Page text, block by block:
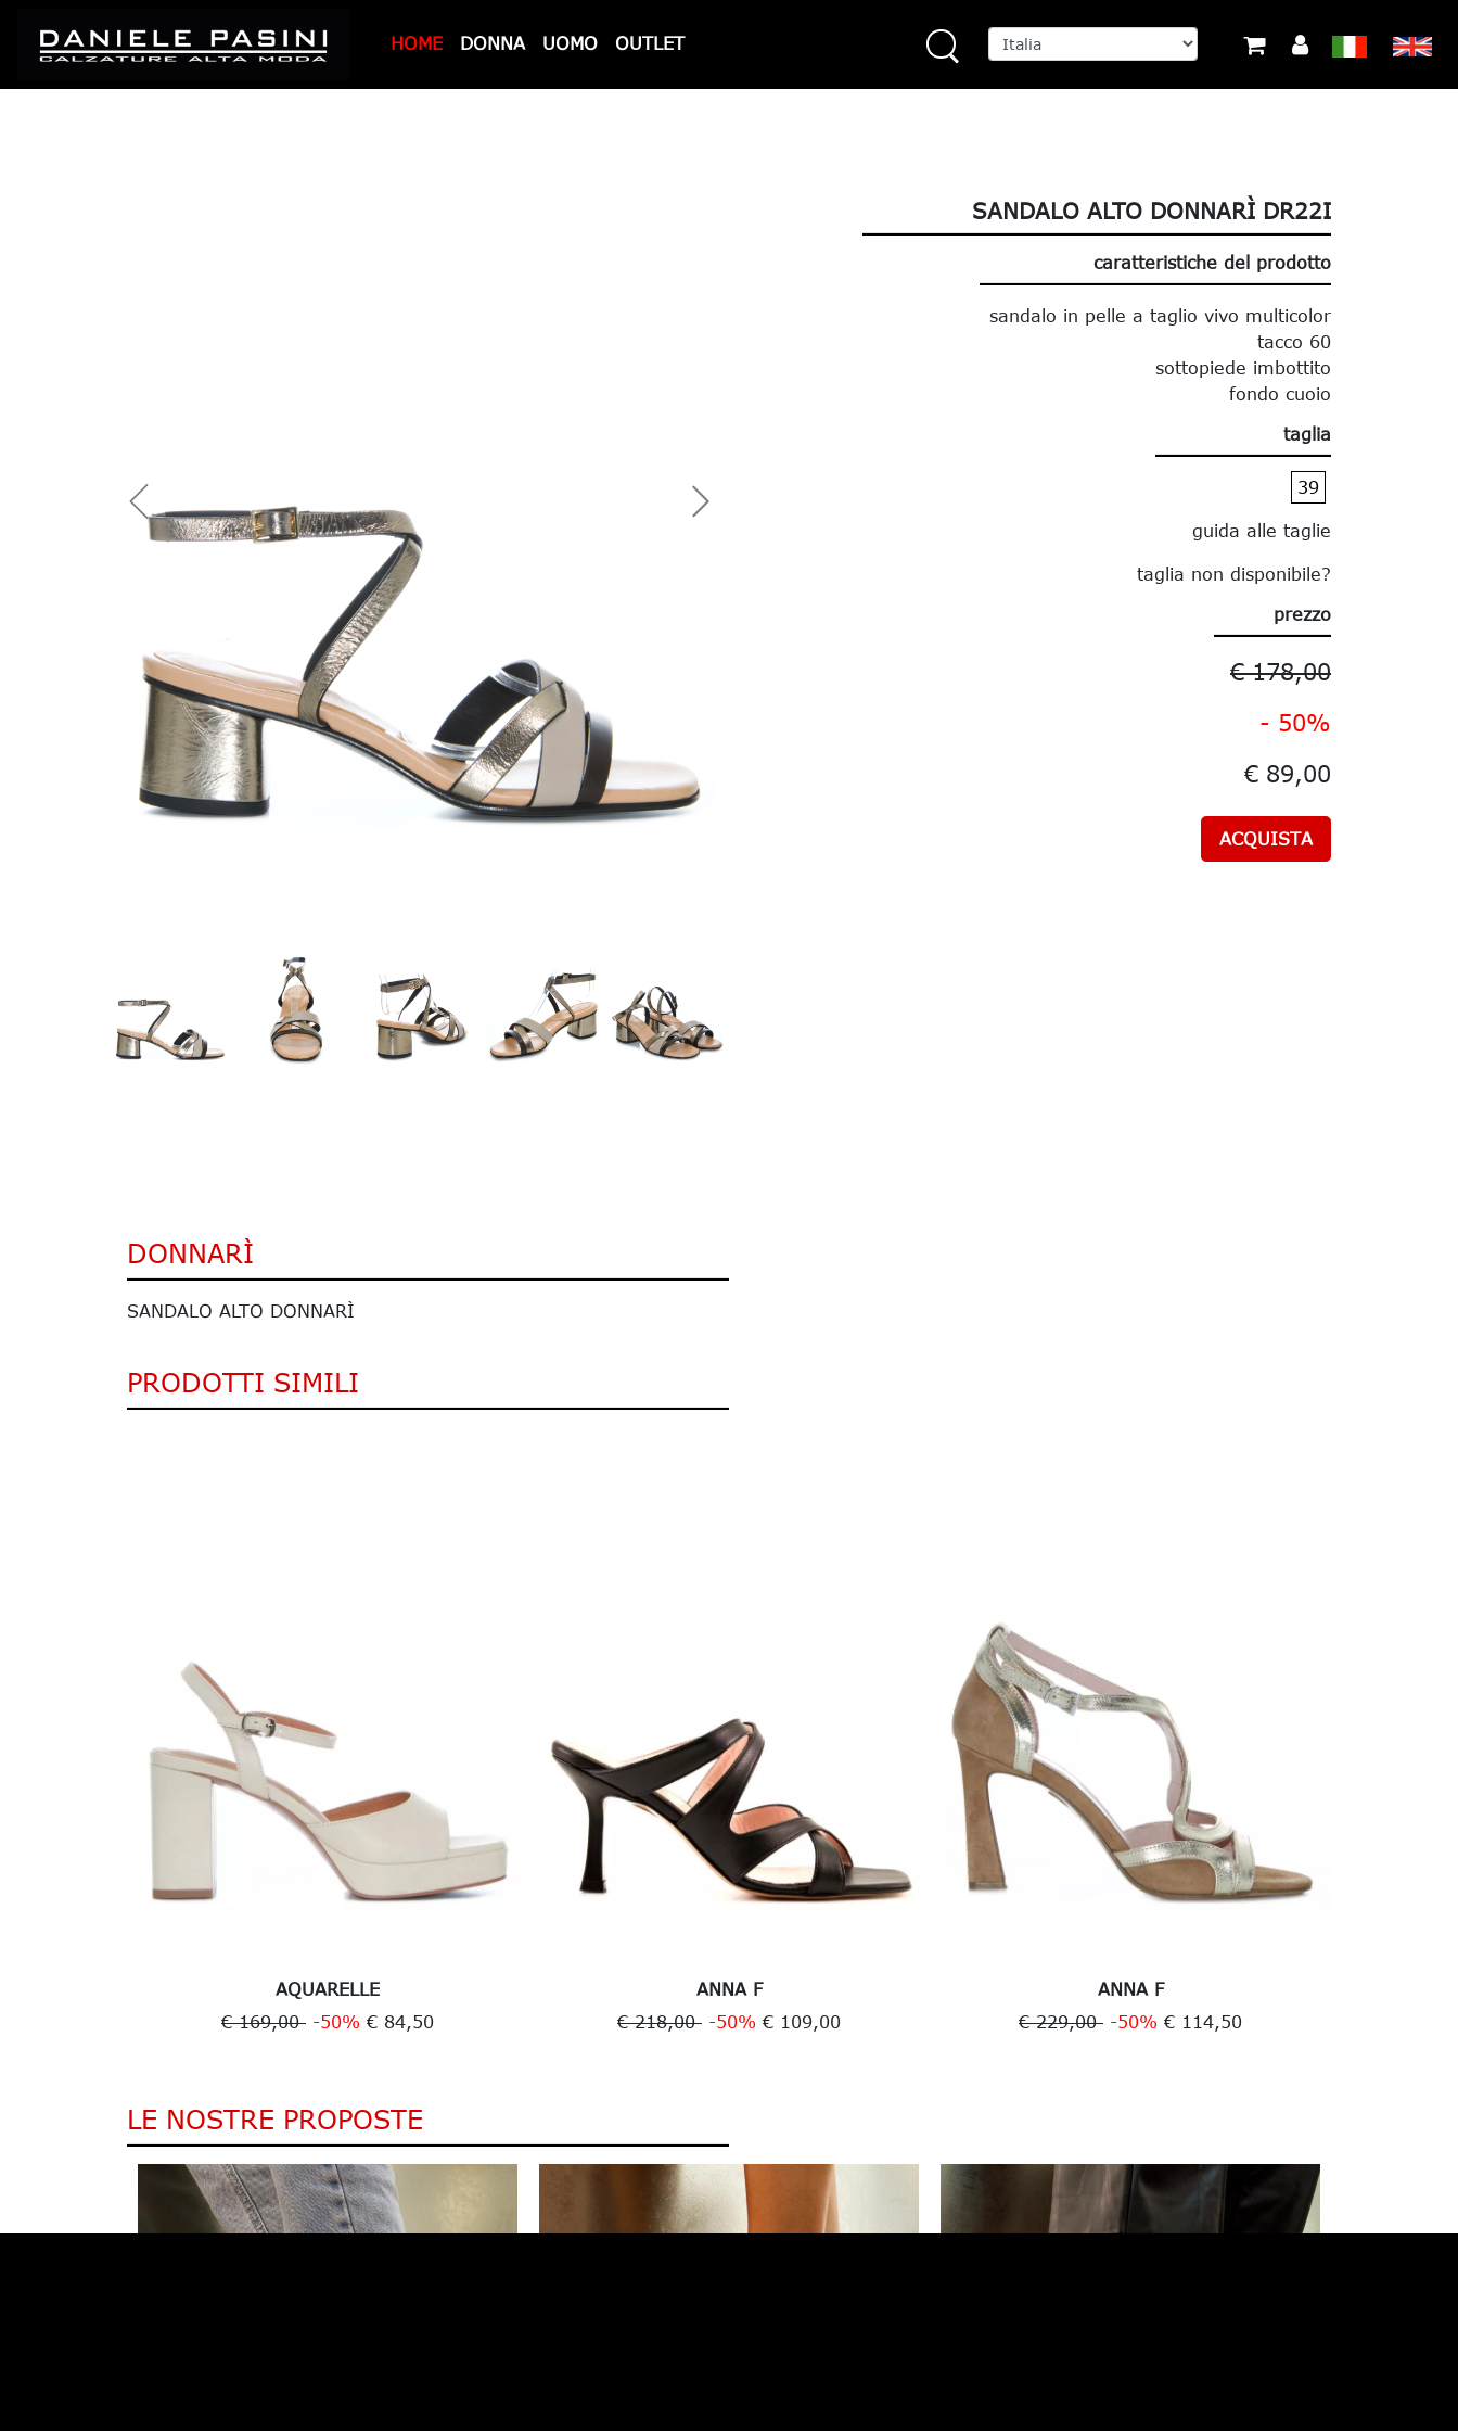
HOME DONNA UOMO OUTLET
SANDALO ALTO DONNARÌ DR22I
caratteristiche del prodotto
sandalo in pelle a taglio vivo multicolor
tacco 60
sottopiede imbottito
fondo cuoio
taglia
39
guida alle taglie
taglia non disponibile?
prezzo
€ 178,00
- 50%
€ 89,00
ACQUISTA
DONNARÌ
SANDALO ALTO DONNARÌ
PRODOTTI SIMILI
AQUARELLE
€ 169,00 -50% € 84,50
ANNA F
€ 218,00 -50% € 109,00
ANNA F
€ 229,00 -50% € 114,50
LE NOSTRE PROPOSTE